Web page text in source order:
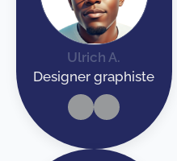
Ulrich A.
Designer graphiste